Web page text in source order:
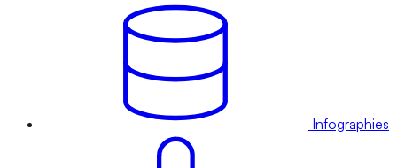
Infographies